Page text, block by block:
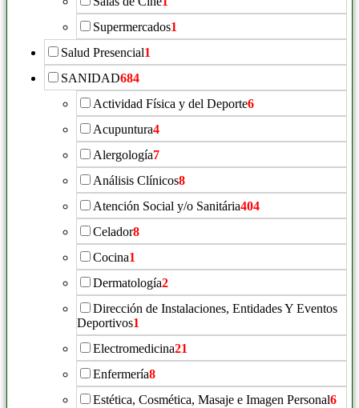
Supermercados1
Salud Presencial1
SANIDAD684
Actividad Física y del Deporte6
Acupuntura4
Alergología7
Análisis Clínicos8
Atención Social y/o Sanitária404
Celador8
Cocina1
Dermatología2
Dirección de Instalaciones, Entidades Y Eventos
Deportivos1
Electromedicina21
Enfermería8
Estética, Cosmética, Masaje e Imagen Personal6